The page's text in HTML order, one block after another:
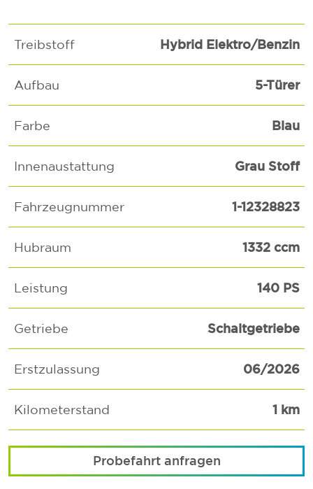
Treibstoff Hybrid Elektro/Benzin
Aufbau 5-Türer
Farbe Blau
Innenaustattung Grau Stoff
Fahrzeugnummer 1-12328823
Hubraum 1332 ccm
Leistung 140 PS
Getriebe Schaltgetriebe
Erstzulassung 06/2026
Kilometerstand 1 km
Probefahrt anfragen